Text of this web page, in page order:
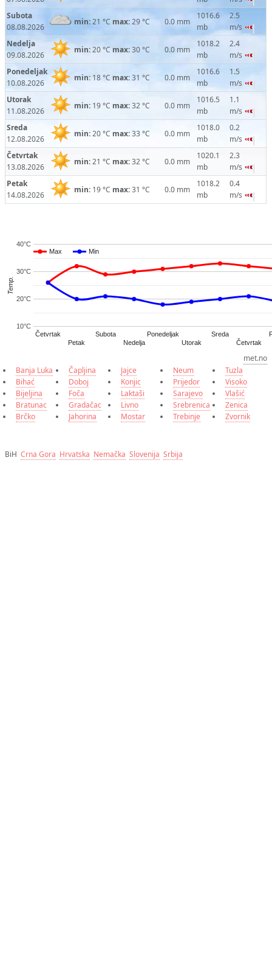
Subota
08.08.2026
min:21 °C max:29 °C 0.0 mm
1016.6
mb
2.5
m/s
Nedelja
09.08.2026
min:20 °Cmax:30 °C 0.0 mm
1018.2
mb
2.4
m/s
Ponedeljak
10.08.2026
min:18 °C max:31 °C 0.0 mm
1016.6
mb
1.5
m/s
Utorak
11.08.2026
min:19 °C max:32 °C 0.0 mm
1016.5
mb
1.1
m/s
Sreda
12.08.2026
min:20 °C max:33 °C 0.0 mm
1018.0
mb
0.2
m/s
Četvrtak
13.08.2026
min:21 °C max:32 °C 0.0 mm
1020.1
mb
2.3
m/s
Petak
14.08.2026
min:19 °C max:31 °C 0.0 mm
1018.2
mb
0.4
m/s
Četvrtak
Petak
Subota
Nedelja
Ponedeljak
Utorak
Sreda
Četvrtak
10°C
20°C
30°C
40°C
Max
Max Min
Min
Temp.
met.no
Banja Luka
Bihać
Bijeljina
Bratunac
Brčko
Čapljina
Doboj
Foča
Gradačac
Jahorina
Jajce
Konjic
Laktaši
Livno
Mostar
Neum
Prijedor
Sarajevo
Srebrenica
Trebinje
Tuzla
Visoko
Vlašić
Zenica
Zvornik
BiHCrna Gora Hrvatska Nemačka Slovenija Srbija